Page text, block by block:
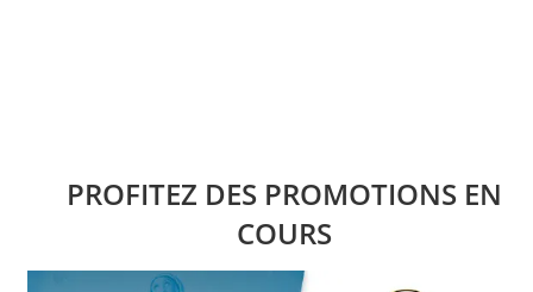
PROFITEZ DES PROMOTIONS EN
COURS